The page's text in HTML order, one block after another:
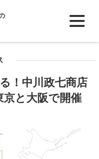
！中川政七商店
京と大阪で開催